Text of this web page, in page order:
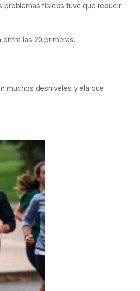
problemas físicos tuvo que reducir
entre las 20 primeras.
muchos desniveles y ela que